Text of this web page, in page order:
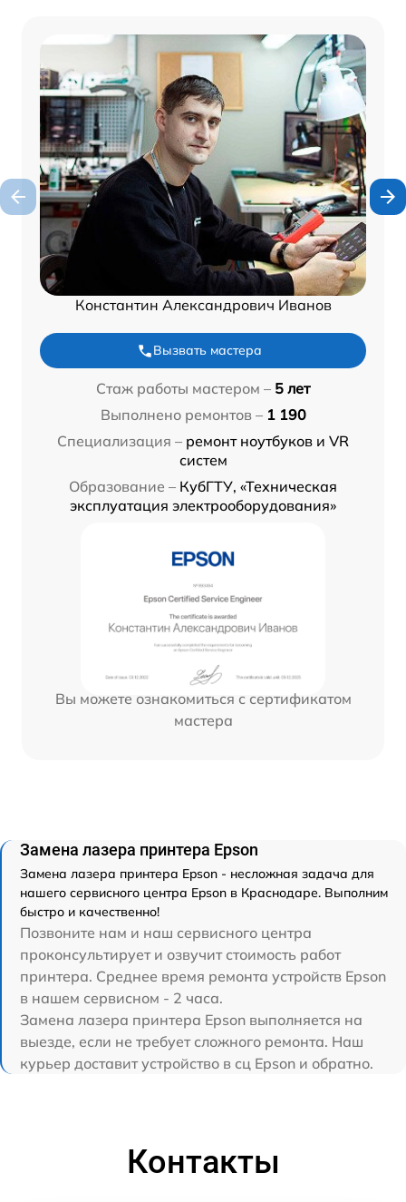
Константин Александрович Иванов
Вызвать мастера
Стаж работы мастером – 5 лет
Выполнено ремонтов – 1 190
Специализация – ремонт ноутбуков и VR
систем
Образование – КубГТУ, «Техническая
эксплуатация электрооборудования»
Вы можете ознакомиться с сертификатом
мастера
Замена лазера принтера Epson
Замена лазера принтера Epson - несложная задача для
нашего сервисного центра Epson в Краснодаре. Выполним
быстро и качественно!
Позвоните нам и наш сервисного центра
проконсультирует и озвучит стоимость работ
принтера. Среднее время ремонта устройств Epson
в нашем сервисном - 2 часа.
Замена лазера принтера Epson выполняется на
выезде, если не требует сложного ремонта. Наш
курьер доставит устройство в сц Epson и обратно.
Контакты